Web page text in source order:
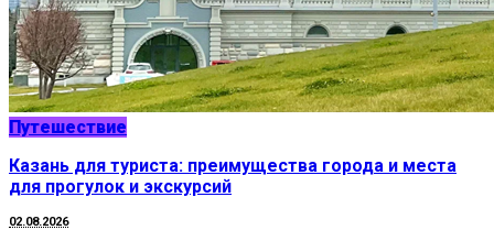
Путешествие
Казань для туриста: преимущества города и места
для прогулок и экскурсий
02.08.2026